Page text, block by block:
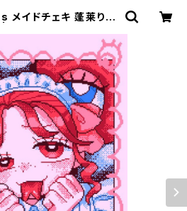
メイドチェキ 蓬莱りり